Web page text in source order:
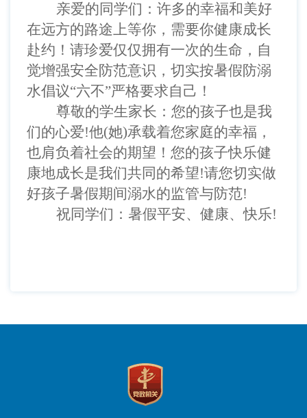
亲爱的同学们：许多的幸福和美好
在远方的路途上等你，需要你健康成长
赴约 ！ 请珍爱仅仅拥有一次的生命，自
觉增强安全防范意识，切实按暑假防溺
水倡议“六不”严格要求自己 ！
尊敬的学生家长：您的孩子也是我
们的心爱!他(她)承载着您家庭的幸福，
也肩负着社会的期望 ！ 您的孩子快乐健
康地成长是我们共同的希望!请您切实做
好孩子暑假期间溺水的监管与防范!
祝同学们：暑假平安、健康、快乐!